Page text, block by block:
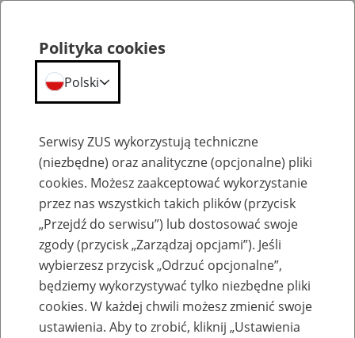
Szkolenia
Zaproś ZUS do siebie - zakładanie profili
Polityka cookies
Polski
Serwisy ZUS wykorzystują techniczne
(niezbędne) oraz analityczne (opcjonalne) pliki
cookies. Możesz zaakceptować wykorzystanie
przez nas wszystkich takich plików (przycisk
„Przejdź do serwisu”) lub dostosować swoje
zgody (przycisk „Zarządzaj opcjami”). Jeśli
wybierzesz przycisk „Odrzuć opcjonalne”,
będziemy wykorzystywać tylko niezbędne pliki
cookies. W każdej chwili możesz zmienić swoje
ustawienia. Aby to zrobić, kliknij „Ustawienia